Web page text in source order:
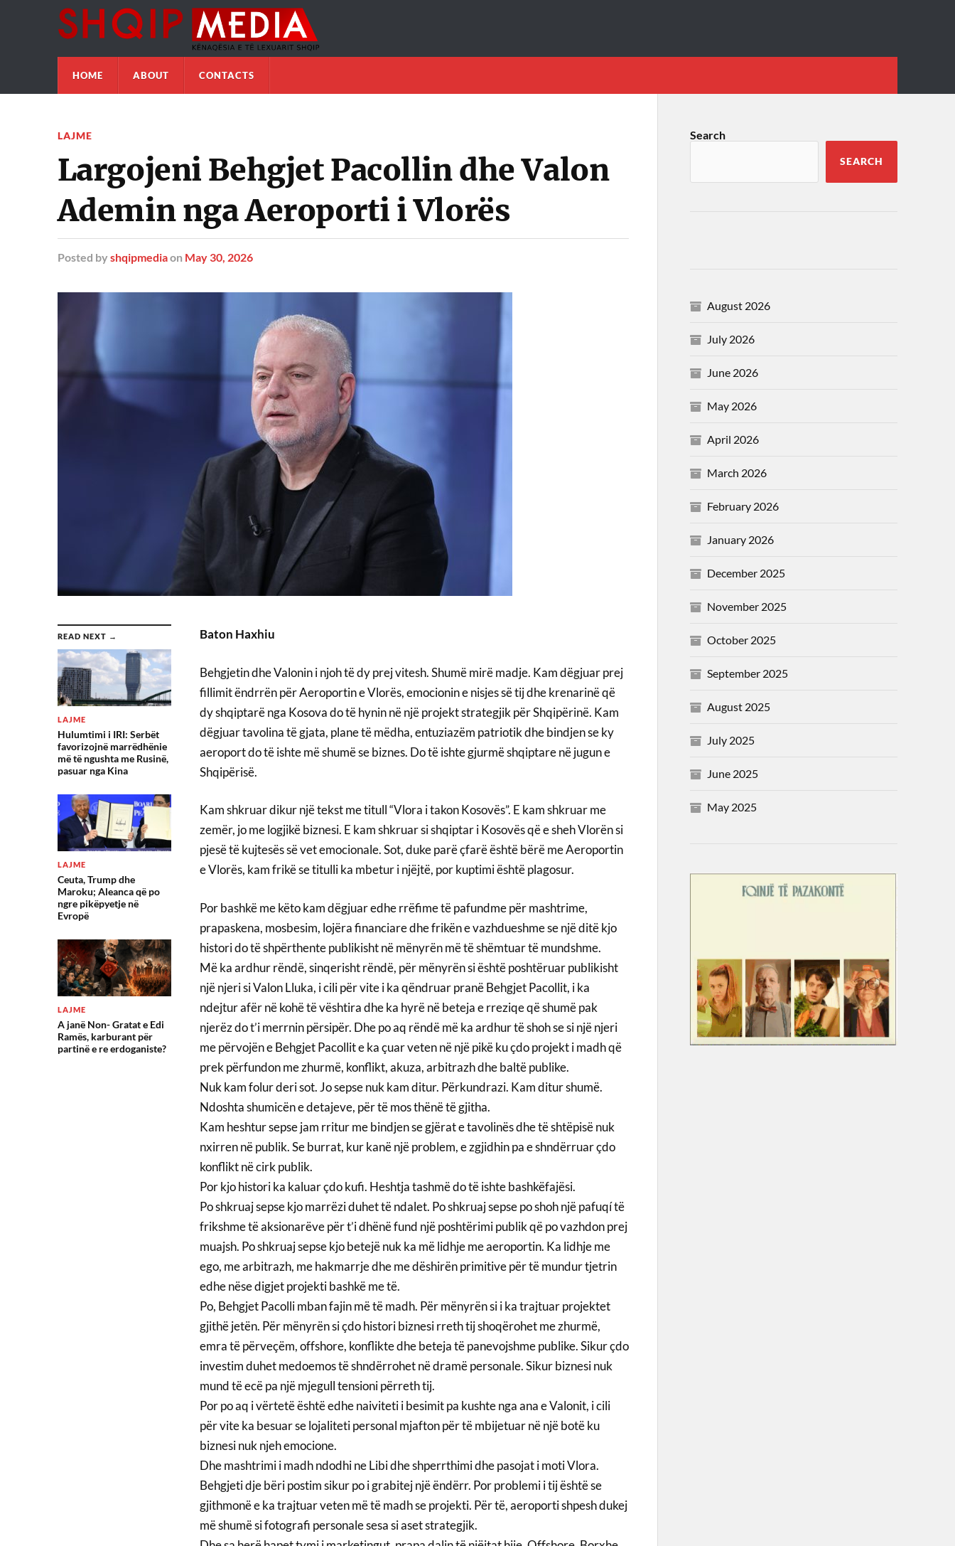
HOME ABOUT CONTACTS
LAJME
Largojeni Behgjet Pacollin dhe Valon
Ademin nga Aeroporti i Vlorës
Posted by shqipmediaon May 30, 2026
READ NEXT →
LAJME
Hulumtimi i IRI: Serbët
favorizojnë marrëdhënie
më të ngushta me Rusinë,
pasuar nga Kina
LAJME
Ceuta, Trump dhe
Maroku; Aleanca që po
ngre pikëpyetje në
Evropë
LAJME
A janë Non- Gratat e Edi
Ramës, karburant për
partinë e re erdoganiste?
Baton Haxhiu
Behgjetin dhe Valonin i njoh të dy prej vitesh. Shumë mirë madje. Kam dëgjuar prej
fillimit ëndrrën për Aeroportin e Vlorës, emocionin e nisjes së tij dhe krenarinë që
dy shqiptarë nga Kosova do të hynin në një projekt strategjik për Shqipërinë. Kam
dëgjuar tavolina të gjata, plane të mëdha, entuziazëm patriotik dhe bindjen se ky
aeroport do të ishte më shumë se biznes. Do të ishte gjurmë shqiptare në jugun e
Shqipërisë.
Kam shkruar dikur një tekst me titull “Vlora i takon Kosovës”. E kam shkruar me
zemër, jo me logjikë biznesi. E kam shkruar si shqiptar i Kosovës që e sheh Vlorën si
pjesë të kujtesës së vet emocionale. Sot, duke parë çfarë është bërë me Aeroportin
e Vlorës, kam frikë se titulli ka mbetur i njëjtë, por kuptimi është plagosur.
Por bashkë me këto kam dëgjuar edhe rrëfime të pafundme për mashtrime,
prapaskena, mosbesim, lojëra financiare dhe frikën e vazhdueshme se një ditë kjo
histori do të shpërthente publikisht në mënyrën më të shëmtuar të mundshme.
Më ka ardhur rëndë, sinqerisht rëndë, për mënyrën si është poshtëruar publikisht
një njeri si Valon Lluka, i cili për vite i ka qëndruar pranë Behgjet Pacollit, i ka
ndejtur afër në kohë të vështira dhe ka hyrë në beteja e rreziqe që shumë pak
njerëz do t’i merrnin përsipër. Dhe po aq rëndë më ka ardhur të shoh se si një njeri
me përvojën e Behgjet Pacollit e ka çuar veten në një pikë ku çdo projekt i madh që
prek përfundon me zhurmë, konflikt, akuza, arbitrazh dhe baltë publike.
Nuk kam folur deri sot. Jo sepse nuk kam ditur. Përkundrazi. Kam ditur shumë.
Ndoshta shumicën e detajeve, për të mos thënë të gjitha.
Kam heshtur sepse jam rritur me bindjen se gjërat e tavolinës dhe të shtëpisë nuk
nxirren në publik. Se burrat, kur kanë një problem, e zgjidhin pa e shndërruar çdo
konflikt në cirk publik.
Por kjo histori ka kaluar çdo kufi. Heshtja tashmë do të ishte bashkëfajësi.
Po shkruaj sepse kjo marrëzi duhet të ndalet. Po shkruaj sepse po shoh një pafuqí të
frikshme të aksionarëve për t’i dhënë fund një poshtërimi publik që po vazhdon prej
muajsh. Po shkruaj sepse kjo betejë nuk ka më lidhje me aeroportin. Ka lidhje me
ego, me arbitrazh, me hakmarrje dhe me dëshirën primitive për të mundur tjetrin
edhe nëse digjet projekti bashkë me të.
Po, Behgjet Pacolli mban fajin më të madh. Për mënyrën si i ka trajtuar projektet
gjithë jetën. Për mënyrën si çdo histori biznesi rreth tij shoqërohet me zhurmë,
emra të përveçëm, offshore, konflikte dhe beteja të panevojshme publike. Sikur çdo
investim duhet medoemos të shndërrohet në dramë personale. Sikur biznesi nuk
mund të ecë pa një mjegull tensioni përreth tij.
Por po aq i vërtetë është edhe naiviteti i besimit pa kushte nga ana e Valonit, i cili
për vite ka besuar se lojaliteti personal mjafton për të mbijetuar në një botë ku
biznesi nuk njeh emocione.
Dhe mashtrimi i madh ndodhi ne Libi dhe shperrthimi dhe pasojat i moti Vlora.
Behgjeti dje bëri postim sikur po i grabitej një ëndërr. Por problemi i tij është se
gjithmonë e ka trajtuar veten më të madh se projekti. Për të, aeroporti shpesh dukej
më shumë si fotografi personale sesa si aset strategjik.
Search
SEARCH
August 2026
July 2026
June 2026
May 2026
April 2026
March 2026
February 2026
January 2026
December 2025
November 2025
October 2025
September 2025
August 2025
July 2025
June 2025
May 2025